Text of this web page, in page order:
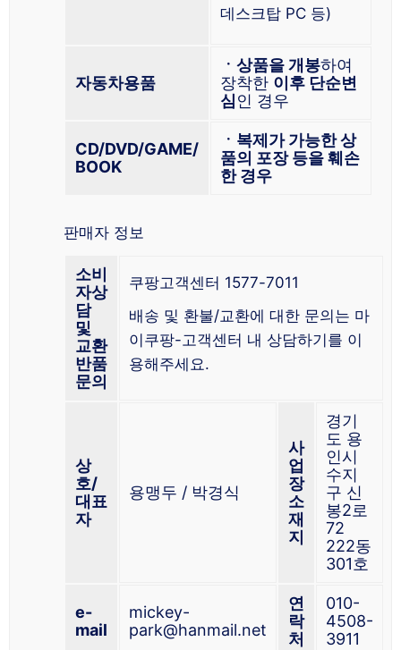
데스크탑 PC 등)
자동차용품
ㆍ상품을 개봉하여
장착한 이후 단순변
심인 경우
CD/DVD/GAME/
BOOK
ㆍ복제가 가능한 상
품의 포장 등을 훼손
한 경우
판매자 정보
소비
자상
담
및
교환
반품
문의
쿠팡고객센터 1577-7011
배송 및 환불/교환에 대한 문의는 마
이쿠팡-고객센터 내 상담하기를 이
용해주세요.
상
호/
대표
자
용맹두 / 박경식
사
업
장
소
재
지
경기
도 용
인시
수지
구 신
봉2로
72
222동
301호
e-
mail
mickey-
park@hanmail.net
연
락
처
010-
4508-
3911